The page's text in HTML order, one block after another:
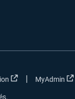
Ouvrir dans une
| MyAdmin